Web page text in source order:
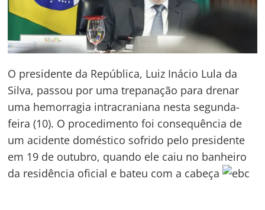
O presidente da República, Luiz Inácio Lula da
Silva, passou por uma trepanação para drenar
uma hemorragia intracraniana nesta segunda-
feira (10). O procedimento foi consequência de
um acidente doméstico sofrido pelo presidente
em 19 de outubro, quando ele caiu no banheiro
da residência oficial e bateu com a cabeça